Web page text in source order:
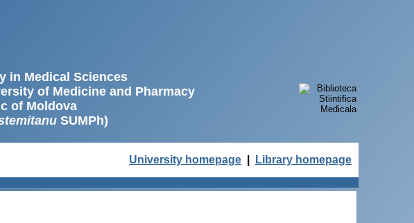
in Medical Sciences
of Medicine and Pharmacy
of Moldova
SUMPh)
University homepage Library homepage